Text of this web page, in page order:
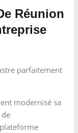
Réunion
parfaitement
modernisé sa